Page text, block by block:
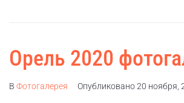
Орель 2020
В Фотогалерея Опубликовано20 ноября,